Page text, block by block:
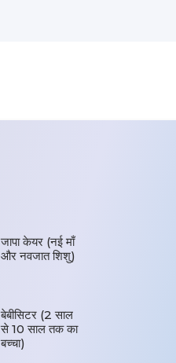
जापा केयर (नई माँ
और नवजात शिशु)
बेबीसिटर (2 साल
से 10 साल तक का
बच्चा)